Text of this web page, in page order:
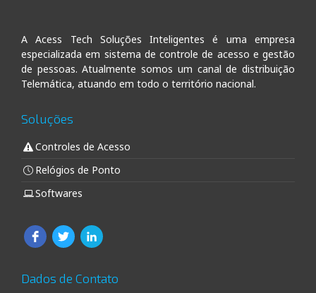
A Acess Tech Soluções Inteligentes é uma empresa
especializada em sistema de controle de acesso e gestão
de pessoas. Atualmente somos um canal de distribuição
Telemática, atuando em todo o território nacional.
Soluções
Controles de Acesso
Relógios de Ponto
Softwares
Dados de Contato